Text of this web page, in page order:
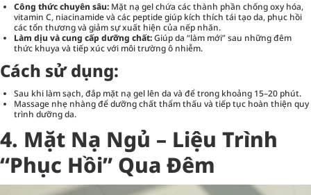
Công thức chuyên sâu: Mặt nạ gel chứa các thành phần chống oxy hóa,
vitamin C, niacinamide và các peptide giúp kích thích tái tạo da, phục hồi
các tổn thương và giảm sự xuất hiện của nếp nhăn.
Làm dịu và cung cấp dưỡng chất:Giúp da “làm mới” sau những đêm
thức khuya và tiếp xúc với môi trường ô nhiễm.
Cách sử dụng:
Sau khi làm sạch, đắp mặt nạ gel lên da và để trong khoảng 15–20 phút.
Massage nhẹ nhàng để dưỡng chất thẩm thấu và tiếp tục hoàn thiện quy
trình dưỡng da.
4. Mặt Nạ Ngủ – Liệu Trình
“Phục Hồi” Qua Đêm